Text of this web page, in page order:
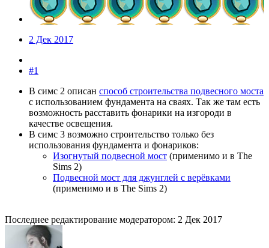
2 Дек 2017
#1
В симс 2 описан способ строительства подвесного моста
с использованием фундамента на сваях. Так же там есть
возможность расставить фонарики на изгороди в
качестве освещения.
В симс 3 возможно строительство только без
использования фундамента и фонариков:
Изогнутый подвесной мост (применимо и в The
Sims 2)
Подвесной мост для джунглей с верёвками
(применимо и в The Sims 2)
Последнее редактирование модератором: 2 Дек 2017